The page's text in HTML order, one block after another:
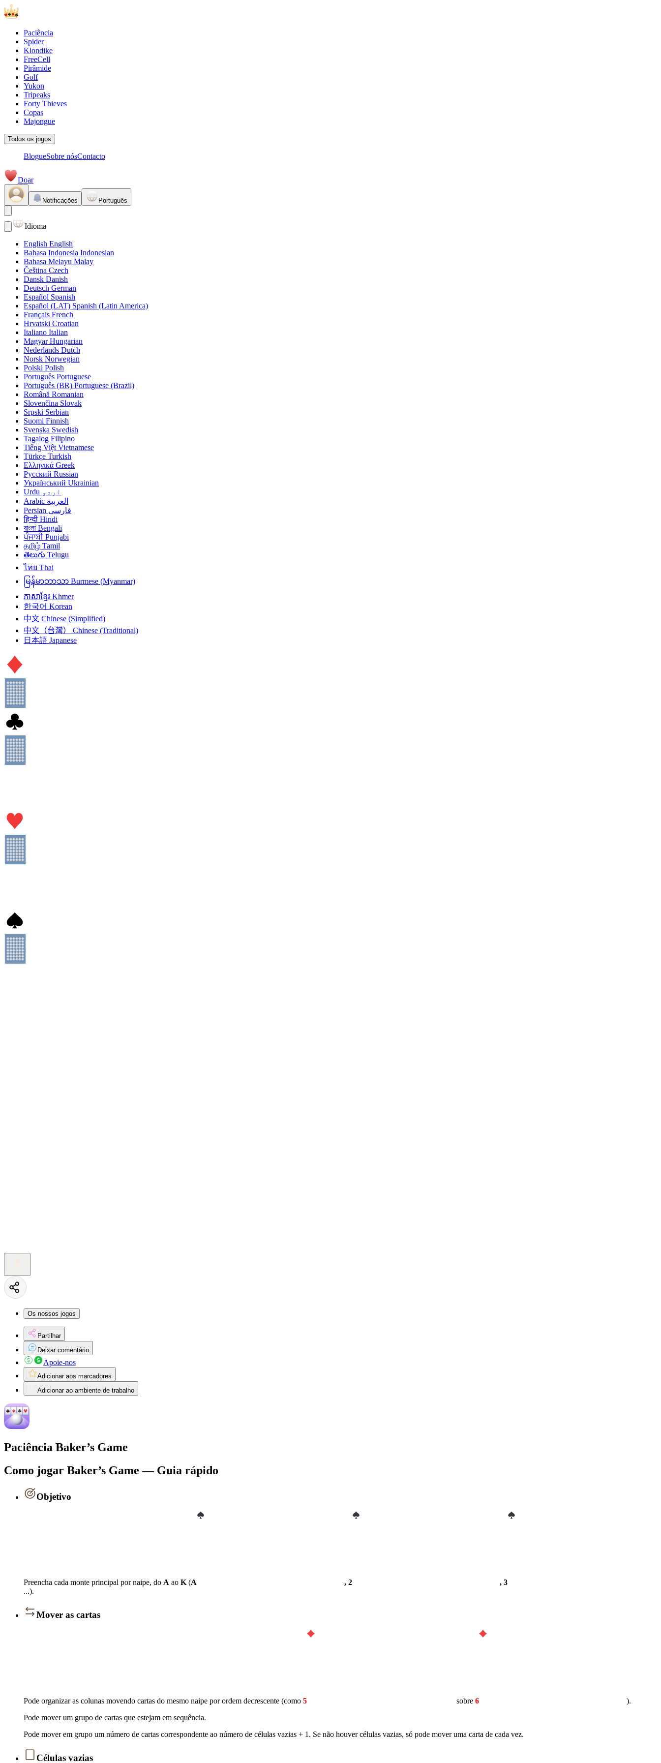
Paciência
Spider
Klondike
FreeCell
Pirâmide
Golf
Yukon
Tripeaks
Forty Thieves
Copas
Majongue
Todos os jogos
BlogueSobre nósContacto
Doar
Notificações Português
Idioma
English English
Bahasa Indonesia Indonesian
Bahasa Melayu Malay
Čeština Czech
Dansk Danish
Deutsch German
Español Spanish
Español (LAT) Spanish (Latin America)
Français French
Hrvatski Croatian
Italiano Italian
Magyar Hungarian
Nederlands Dutch
Norsk Norwegian
Polski Polish
Português Portuguese
Português (BR) Portuguese (Brazil)
Română Romanian
Slovenčina Slovak
Srpski Serbian
Suomi Finnish
Svenska Swedish
Tagalog Filipino
Tiếng Việt Vietnamese
Türkçe Turkish
Ελληνικά Greek
Русский Russian
Український Ukrainian
اردو Urdu
العربية Arabic
فارسی Persian
हिन्दी Hindi
বাংলা Bengali
ਪੰਜਾਬੀ Punjabi
தமிழ் Tamil
తెలుగు Telugu
ไทย Thai
မြန်မာဘာသာ Burmese (Myanmar)
ភាសាខ្មែរ Khmer
한국어 Korean
中文 Chinese (Simplified)
中文（台灣）
Chinese (Traditional)
日本語 Japanese
Os nossos jogos
Partilhar
Deixar comentário
Apoie-nos
Adicionar aos marcadores
Adicionar ao ambiente de trabalho
Paciência Baker’s Game
Como jogar Baker’s Game — Guia rápido
Objetivo
Preencha cada monte principal por naipe, do A ao K(A , 2
, 3
...).
Mover as cartas
Pode organizar as colunas movendo cartas do mesmo naipe por ordem decrescente (como 5 sobre 6
).
Pode mover um grupo de cartas que estejam em sequência.
Pode mover em grupo um número de cartas correspondente ao número de células vazias + 1. Se não houver células vazias, só pode mover uma carta de cada vez.
Células vazias